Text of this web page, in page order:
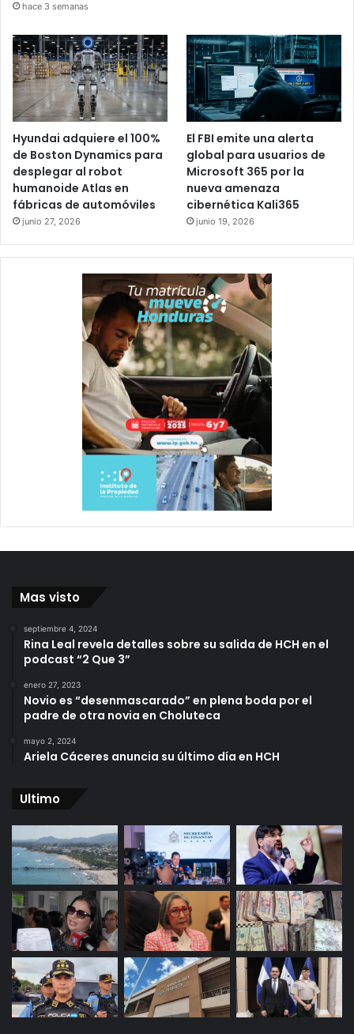
hace 3 semanas
Hyundai adquiere el 100%
de Boston Dynamics para
desplegar al robot
humanoide Atlas en
fábricas de automóviles
junio 27, 2026
El FBI emite una alerta
global para usuarios de
Microsoft 365 por la
nueva amenaza
cibernética Kali365
junio 19, 2026
Mas visto
septiembre 4, 2024
Rina Leal revela detalles sobre su salida de HCH en el
podcast “2 Que 3”
enero 27, 2023
Novio es “desenmascarado” en plena boda por el
padre de otra novia en Choluteca
mayo 2, 2024
Ariela Cáceres anuncia su último día en HCH
Ultimo